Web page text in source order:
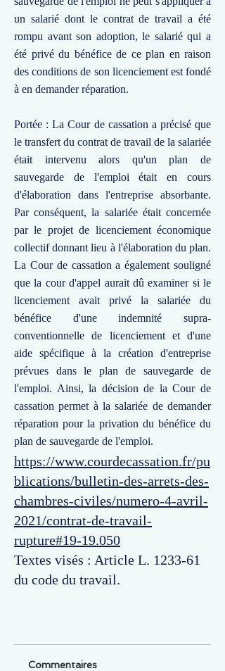
un salarié dont le contrat de travail a été
rompu avant son adoption, le salarié qui a
été privé du bénéfice de ce plan en raison
des conditions de son licenciement est fondé
à en demander réparation.
Portée : La Cour de cassation a précisé que
le transfert du contrat de travail de la salariée
était intervenu alors qu'un plan de
sauvegarde de l'emploi était en cours
d'élaboration dans l'entreprise absorbante.
Par conséquent, la salariée était concernée
par le projet de licenciement économique
collectif donnant lieu à l'élaboration du plan.
La Cour de cassation a également souligné
que la cour d'appel aurait dû examiner si le
licenciement avait privé la salariée du
bénéfice d'une indemnité supra-
conventionnelle de licenciement et d'une
aide spécifique à la création d'entreprise
prévues dans le plan de sauvegarde de
l'emploi. Ainsi, la décision de la Cour de
cassation permet à la salariée de demander
réparation pour la privation du bénéfice du
plan de sauvegarde de l'emploi.
https://www.courdecassation.fr/pu
blications/bulletin-des-arrets-des-
chambres-civiles/numero-4-avril-
2021/contrat-de-travail-
rupture#19-19.050
Textes visés : Article L. 1233-61
du code du travail.
Commentaires